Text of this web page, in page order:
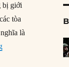
bị giới
tòa
là
“Tại sao nhiệm kỳ